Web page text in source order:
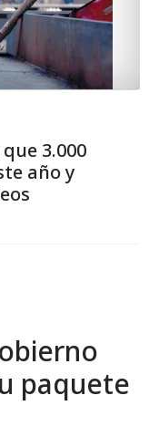
3.000
año y
paquete